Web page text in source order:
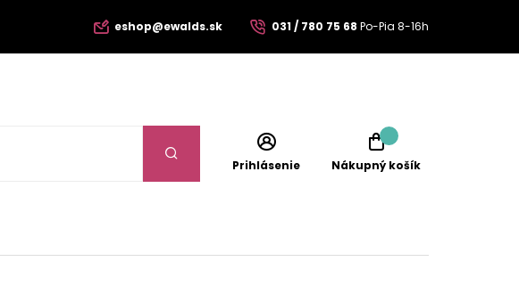
eshop@ewalds.sk 031 / 780 75 68 Po-Pia 8-16h
Prihlásenie Nákupný košík